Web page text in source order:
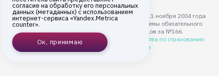
согласие на обработку его персональных
данных (метаданных) с использованием
интернет-сервиса «Yandex.Metrica
counter».
Ок, принимаю
АО "ВЛАДБИЗНЕСБАНК" с 11 ноября 2004 года
является участником системы обязательного
страхования вкладов за №166.
Подробнее на сайте
Агентства по страхованию
вкладов